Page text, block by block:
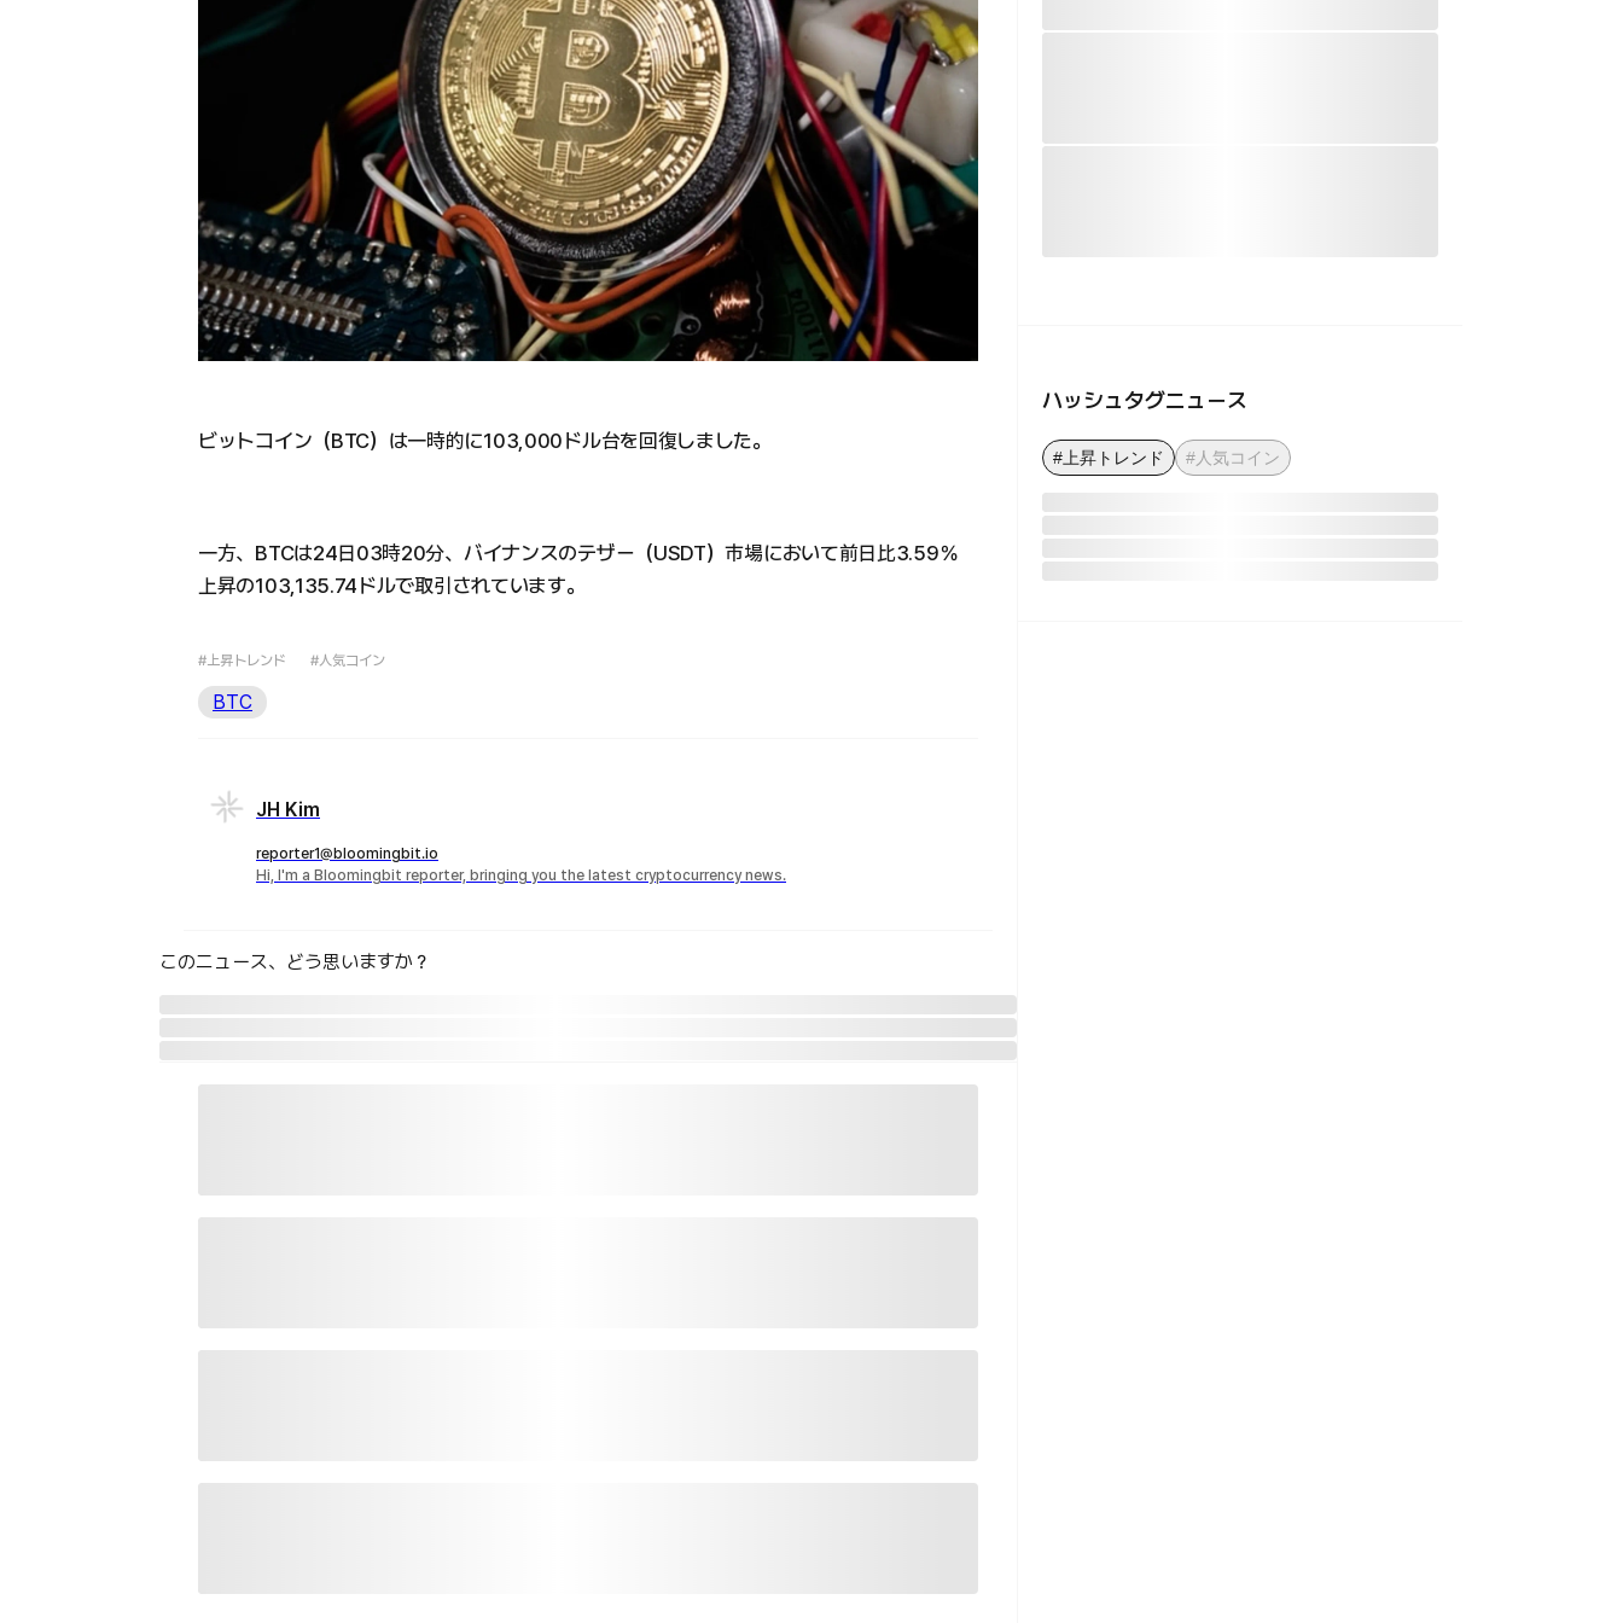
ビットコイン（BTC）は一時的に103,000ドル台を回復しました。
一方、BTCは24日03時20分、バイナンスのテザー（USDT）市場において前日比3.59％
上昇の103,135.74ドルで取引されています。
#上昇トレンド #人気コイン
BTC
JH Kim
reporter1@bloomingbit.io
Hi, I'm a Bloomingbit reporter, bringing you the latest cryptocurrency news.
このニュース、どう思いますか？
ハッシュタグニュース
#上昇トレンド #人気コイン